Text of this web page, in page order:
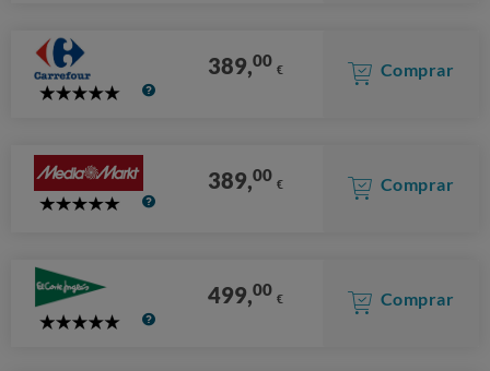
5
389,00 € Comprar
5
389,00 € Comprar
5
499,00 € Comprar